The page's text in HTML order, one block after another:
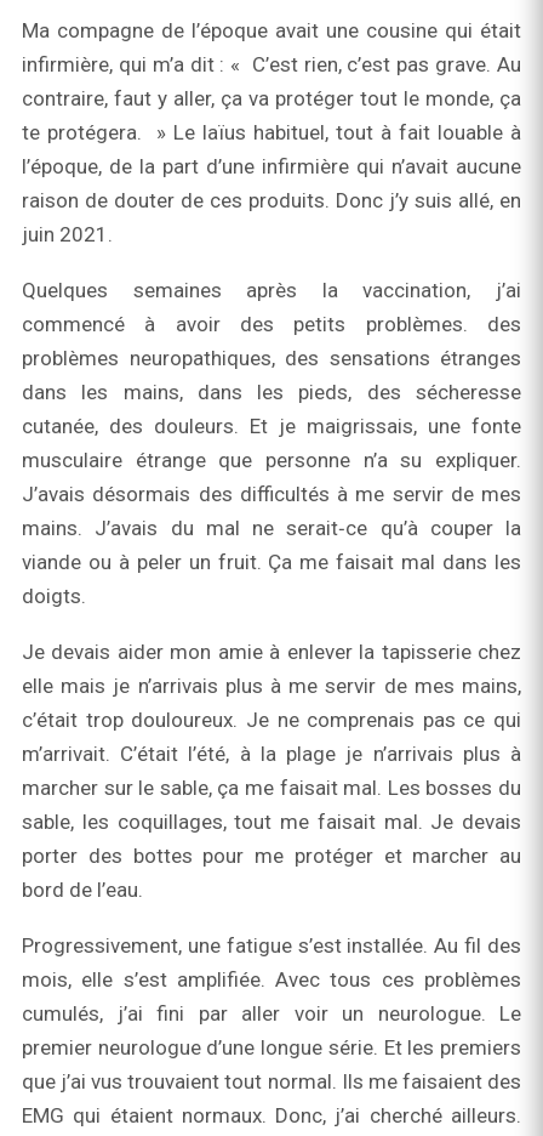
Ma compagne de l’époque avait une cousine qui était
infirmière, qui m’a dit : « C’est rien, c’est pas grave. Au
contraire, faut y aller, ça va protéger tout le monde, ça
te protégera. » Le laïus habituel, tout à fait louable à
l’époque, de la part d’une infirmière qui n’avait aucune
raison de douter de ces produits. Donc j’y suis allé, en
juin 2021.
Quelques semaines après la vaccination, j’ai
commencé à avoir des petits problèmes. des
problèmes neuropathiques, des sensations étranges
dans les mains, dans les pieds, des sécheresse
cutanée, des douleurs. Et je maigrissais, une fonte
musculaire étrange que personne n’a su expliquer.
J’avais désormais des difficultés à me servir de mes
mains. J’avais du mal ne serait‑ce qu’à couper la
viande ou à peler un fruit. Ça me faisait mal dans les
doigts.
Je devais aider mon amie à enlever la tapisserie chez
elle mais je n’arrivais plus à me servir de mes mains,
c’était trop douloureux. Je ne comprenais pas ce qui
m’arrivait. C’était l’été, à la plage je n’arrivais plus à
marcher sur le sable, ça me faisait mal. Les bosses du
sable, les coquillages, tout me faisait mal. Je devais
porter des bottes pour me protéger et marcher au
bord de l’eau.
Progressivement, une fatigue s’est installée. Au fil des
mois, elle s’est amplifiée. Avec tous ces problèmes
cumulés, j’ai fini par aller voir un neurologue. Le
premier neurologue d’une longue série. Et les premiers
que j’ai vus trouvaient tout normal. Ils me faisaient des
EMG qui étaient normaux. Donc, j’ai cherché ailleurs.